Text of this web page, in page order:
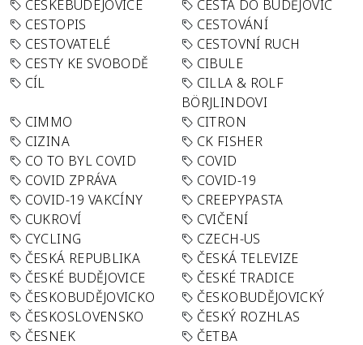
CESKEBUDEJOVICE
CESTA DO BUDĚJOVIC
CESTOPIS
CESTOVÁNÍ
CESTOVATELÉ
CESTOVNÍ RUCH
CESTY KE SVOBODĚ
CIBULE
CÍL
CILLA & ROLF
BÖRJLINDOVI
CIMMO
CITRON
CIZINA
CK FISHER
CO TO BYL COVID
COVID
COVID ZPRÁVA
COVID-19
COVID-19 VAKCÍNY
CREEPYPASTA
CUKROVÍ
CVIČENÍ
CYCLING
CZECH-US
ČESKÁ REPUBLIKA
ČESKÁ TELEVIZE
ČESKÉ BUDĚJOVICE
ČESKÉ TRADICE
ČESKOBUDĚJOVICKO
ČESKOBUDĚJOVICKÝ
ČESKOSLOVENSKO
ČESKÝ ROZHLAS
ČESNEK
ČETBA